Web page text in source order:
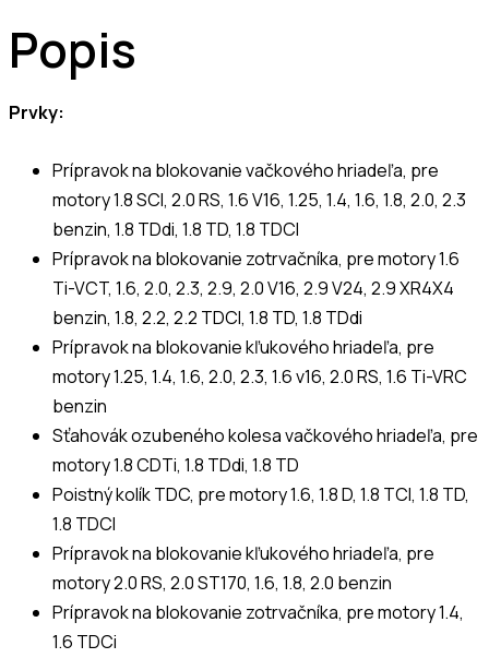
Popis
Prvky:
Prípravok na blokovanie vačkového hriadeľa, pre
motory 1.8 SCI, 2.0 RS, 1.6 V16, 1.25, 1.4, 1.6, 1.8, 2.0, 2.3
benzin, 1.8 TDdi, 1.8 TD, 1.8 TDCI
Prípravok na blokovanie zotrvačníka, pre motory 1.6
Ti-VCT, 1.6, 2.0, 2.3, 2.9, 2.0 V16, 2.9 V24, 2.9 XR4X4
benzin, 1.8, 2.2, 2.2 TDCI, 1.8 TD, 1.8 TDdi
Prípravok na blokovanie kľukového hriadeľa, pre
motory 1.25, 1.4, 1.6, 2.0, 2.3, 1.6 v16, 2.0 RS, 1.6 Ti-VRC
benzin
Sťahovák ozubeného kolesa vačkového hriadeľa, pre
motory 1.8 CDTi, 1.8 TDdi, 1.8 TD
Poistný kolík TDC, pre motory 1.6, 1.8 D, 1.8 TCI, 1.8 TD,
1.8 TDCI
Prípravok na blokovanie kľukového hriadeľa, pre
motory 2.0 RS, 2.0 ST170, 1.6, 1.8, 2.0 benzin
Prípravok na blokovanie zotrvačníka, pre motory 1.4,
1.6 TDCi